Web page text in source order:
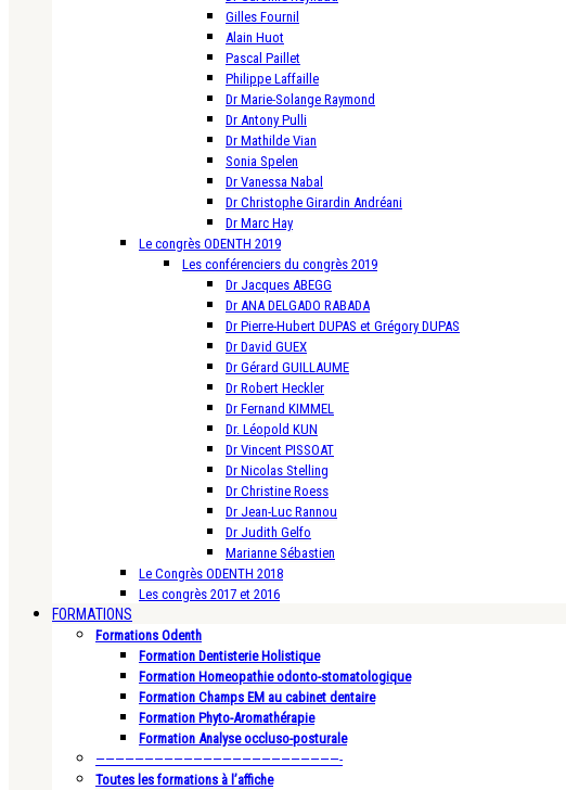
Gilles Fournil
Alain Huot
Pascal Paillet
Philippe Laffaille
Dr Marie-Solange Raymond
Dr Antony Pulli
Dr Mathilde Vian
Sonia Spelen
Dr Vanessa Nabal
Dr Christophe Girardin Andréani
Dr Marc Hay
Le congrès ODENTH 2019
Les conférenciers du congrès 2019
Dr Jacques ABEGG
Dr ANA DELGADO RABADA
Dr Pierre-Hubert DUPAS et Grégory DUPAS
Dr David GUEX
Dr Gérard GUILLAUME
Dr Robert Heckler
Dr Fernand KIMMEL
Dr. Léopold KUN
Dr Vincent PISSOAT
Dr Nicolas Stelling
Dr Christine Roess
Dr Jean-Luc Rannou
Dr Judith Gelfo
Marianne Sébastien
Le Congrès ODENTH 2018
Les congrès 2017 et 2016
FORMATIONS
Formations Odenth
Formation Dentisterie Holistique
Formation Homeopathie odonto-stomatologique
Formation Champs EM au cabinet dentaire
Formation Phyto-Aromathérapie
Formation Analyse occluso-posturale
—————————————————————————-
Toutes les formations à l’affiche